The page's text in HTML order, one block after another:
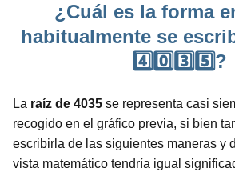
¿Cuál es la forma
habitualmente se
4️⃣0️⃣3️⃣5️⃣?
La raíz de 4035 se representa casi
recogido en el gráfico previa, si bien
escribirla de las siguientes maneras y
vista matemático tendría igual